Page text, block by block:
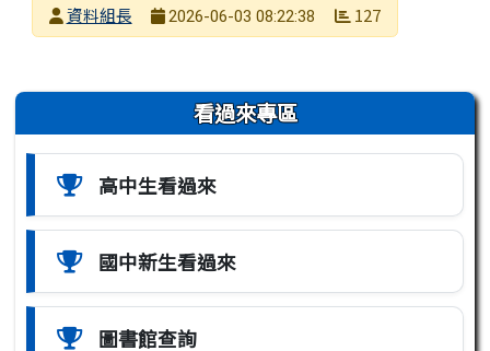
發布者
資料組長
2026-06-03 08:22:38 127
左邊區域內容 看過來專區
高中生看過來
國中新生看過來
圖書館查詢